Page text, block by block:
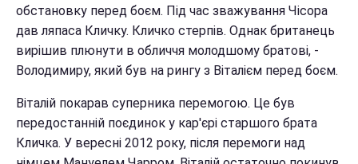
обстановку перед боєм. Під час зважування Чісора
дав ляпаса Кличку. Кличко стерпів. Однак британець
вирішив плюнути в обличчя молодшому братові, -
Володимиру, який був на рингу з Віталієм перед боєм.
Віталій покарав суперника перемогою. Це був
передостанній поєдинок у кар'єрі старшого брата
Кличка. У вересні 2012 року, після перемоги над